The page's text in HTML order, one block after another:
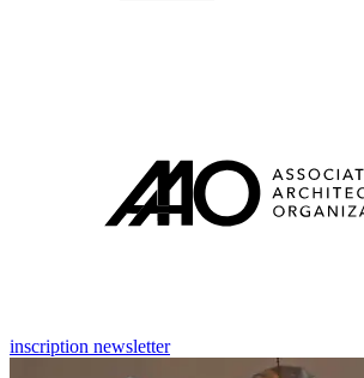
inscription newsletter